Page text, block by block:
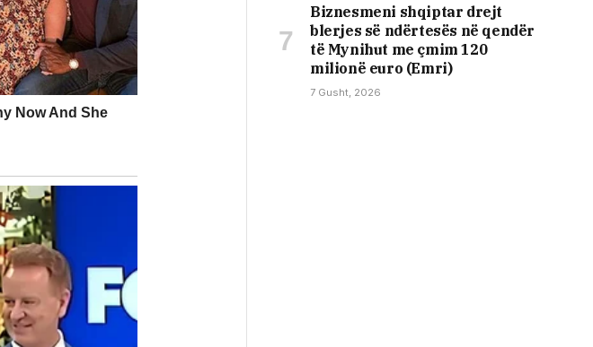
Biznesmeni shqiptar drejt
blerjes së ndërtesës në qendër
të Mynihut me çmim 120
milionë euro (Emri)
7 Gusht, 2026